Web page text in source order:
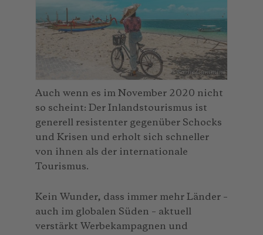
© Karlie Cummins
Auch wenn es im November 2020 nicht
so scheint: Der Inlandstourismus ist
generell resistenter gegenüber Schocks
und Krisen und erholt sich schneller
von ihnen als der internationale
Tourismus.
Kein Wunder, dass immer mehr Länder –
auch im globalen Süden – aktuell
verstärkt Werbekampagnen und